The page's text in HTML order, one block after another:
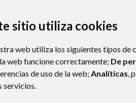
sitio utiliza cookies
web utiliza los siguientes tipos de
web funcione correctamente; De
de uso de la web; Analíticas,
servicios.